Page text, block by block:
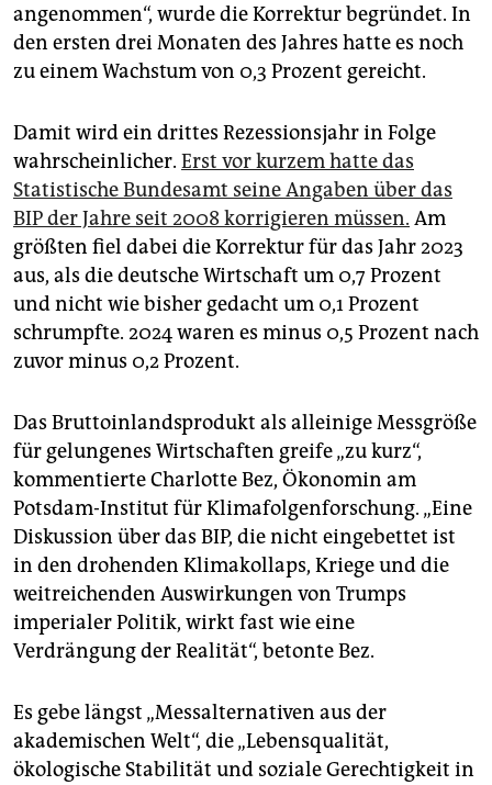
angenommen“, wurde die Korrektur begründet. In
den ersten drei Monaten des Jahres hatte es noch
zu einem Wachstum von 0,3 Prozent gereicht.
Damit wird ein drittes Rezessionsjahr in Folge
wahrscheinlicher. Erst vor kurzem hatte das
Statistische Bundesamt seine Angaben über das
BIP der Jahre seit 2008 korrigieren müssen. Am
größten fiel dabei die Korrektur für das Jahr 2023
aus, als die deutsche Wirtschaft um 0,7 Prozent
und nicht wie bisher gedacht um 0,1 Prozent
schrumpfte. 2024 waren es minus 0,5 Prozent nach
zuvor minus 0,2 Prozent.
Das Bruttoinlandsprodukt als alleinige Messgröße
für gelungenes Wirtschaften greife „zu kurz“,
kommentierte Charlotte Bez, Ökonomin am
Potsdam-Institut für Klimafolgenforschung. „Eine
Diskussion über das BIP, die nicht eingebettet ist
in den drohenden Klimakollaps, Kriege und die
weitreichenden Auswirkungen von Trumps
imperialer Politik, wirkt fast wie eine
Verdrängung der Realität“, betonte Bez.
Es gebe längst „Messalternativen aus der
akademischen Welt“, die „Lebensqualität,
ökologische Stabilität und soziale Gerechtigkeit in